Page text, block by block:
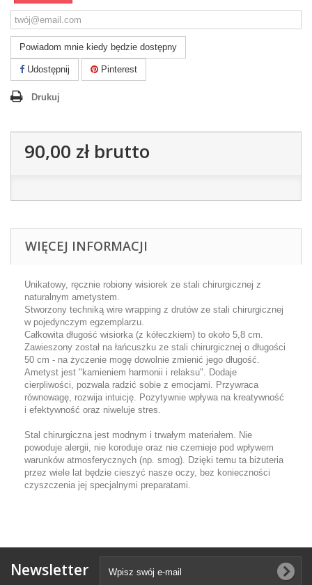
Powiadom mnie kiedy będzie dostępny
Udostępnij Pinterest
Drukuj
90,00 złbrutto
WIĘCEJ INFORMACJI
Unikatowy, ręcznie robiony wisiorek ze stali chirurgicznej z
naturalnym ametystem.
Stworzony techniką wire wrapping z drutów ze stali chirurgicznej
w pojedynczym egzemplarzu.
Całkowita długość wisiorka (z kółeczkiem) to około 5,8 cm.
Zawieszony został na łańcuszku ze stali chirurgicznej o długości
50 cm - na życzenie mogę dowolnie zmienić jego długość.
Ametyst jest "kamieniem harmonii i relaksu". Dodaje
cierpliwości, pozwala radzić sobie z emocjami. Przywraca
równowagę, rozwija intuicję. Pozytywnie wpływa na kreatywność
i efektywność oraz niweluje stres.
Stal chirurgiczna jest modnym i trwałym materiałem. Nie
powoduje alergii, nie koroduje oraz nie czernieje pod wpływem
warunków atmosferycznych (np. smog). Dzięki temu ta biżuteria
przez wiele lat będzie cieszyć nasze oczy, bez konieczności
czyszczenia jej specjalnymi preparatami.
Newsletter